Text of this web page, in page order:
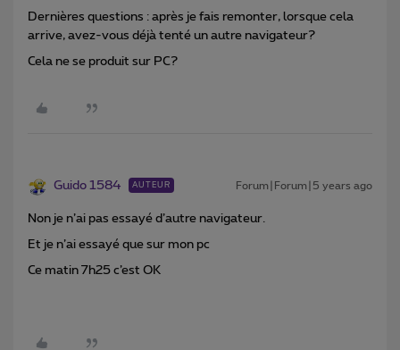
Dernières questions : après je fais remonter, lorsque cela
arrive, avez-vous déjà tenté un autre navigateur?
Cela ne se produit sur PC?
Guido 1584 AUTEUR Forum|Forum|5 years ago
Non je n’ai pas essayé d’autre navigateur.
Et je n’ai essayé que sur mon pc
Ce matin 7h25 c’est OK